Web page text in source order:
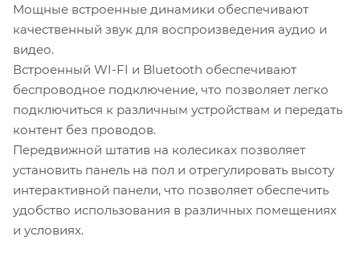
Мощные встроенные динамики обеспечивают
качественный звук для воспроизведения аудио и
видео.
Встроенный WI-FI и Bluetooth обеспечивают
беспроводное подключение, что позволяет легко
подключиться к различным устройствам и передать
контент без проводов.
Передвижной штатив на колесиках позволяет
установить панель на пол и отрегулировать высоту
интерактивной панели, что позволяет обеспечить
удобство использования в различных помещениях
и условиях.